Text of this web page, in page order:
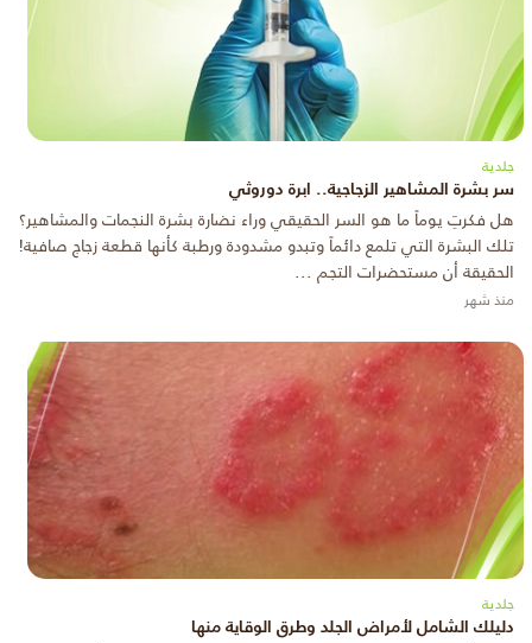
جلدية
سر بشرة المشاهير الزجاجية.. ابرة دوروثي
هل فكرتِ يوماً ما هو السر الحقيقي وراء نضارة بشرة النجمات والمشاهير؟
تلك البشرة التي تلمع دائماً وتبدو مشدودة ورطبة كأنها قطعة زجاج صافية!
الحقيقة أن مستحضرات التجم ...
منذ شهر
جلدية
دليلك الشامل لأمراض الجلد وطرق الوقاية منها